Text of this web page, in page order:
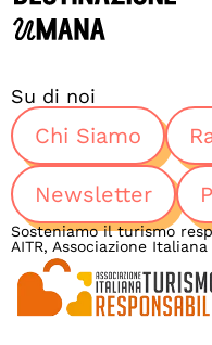
Su di noi
Chi Siamo
Newsletter
Sosteniamo il turismo
AITR, Associazione